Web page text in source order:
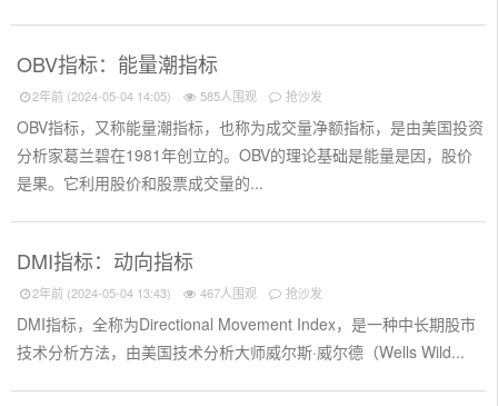
OBV指标：能量潮指标
2年前 (2024-05-04 14:05) 585人围观 抢沙发
OBV指标，又称能量潮指标，也称为成交量净额指标，是由美国投资
分析家葛兰碧在1981年创立的。OBV的理论基础是能量是因，股价
是果。它利用股价和股票成交量的...
DMI指标：动向指标
2年前 (2024-05-04 13:43) 467人围观 抢沙发
DMI指标，全称为Directional Movement Index，是一种中长期股市
技术分析方法，由美国技术分析大师威尔斯·威尔德（Wells Wild...